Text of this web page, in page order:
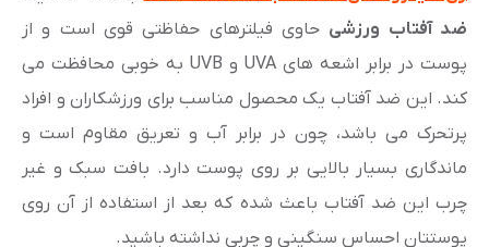
ضد آفتاب ورزشیحاوی فیلترهای حفاظتی قوی است و از
پوست در برابر اشعه های UVA و UVB به خوبی محافظت می
کند. این ضد آفتاب یک محصول مناسب برای ورزشکاران و افراد
پرتحرک می باشد، چون در برابر آب و تعریق مقاوم است و
ماندگاری بسیار بالایی بر روی پوست دارد. بافت سبک و غیر
چرب این ضد آفتاب باعث شده که بعد از استفاده از آن روی
پوستتان احساس سنگینی و چربی نداشته باشید.